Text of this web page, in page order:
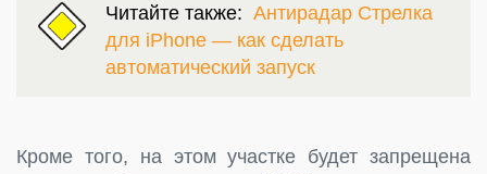
Читайте также: Антирадар Стрелка
для iPhone — как сделать
автоматический запуск
Кроме того, на этом участке будет запрещена